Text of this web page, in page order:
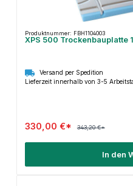
Produktnummer: FBH1104003
XPS 500 Trockenbauplatte
Versand per Spedition
Lieferzeit innerhalb von 3-5
330,00 €* 343,20 €*
In den